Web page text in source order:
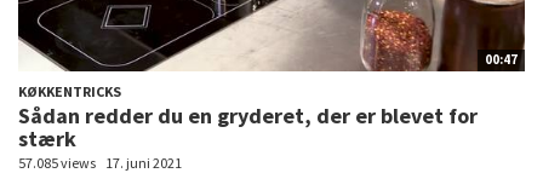
00:47
KØKKENTRICKS
Sådan redder du en gryderet, der er blevet for
stærk
57.085 views 17. juni 2021